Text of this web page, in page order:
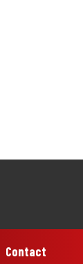
Contact